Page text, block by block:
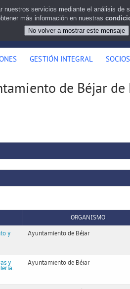
GESTIÓN INTEGRAL
de Béjar de
ORGANISMO
y
Ayuntamiento de Béjar
y
Ayuntamiento de Béjar
servicios mediante el análisis
más información en nuestras